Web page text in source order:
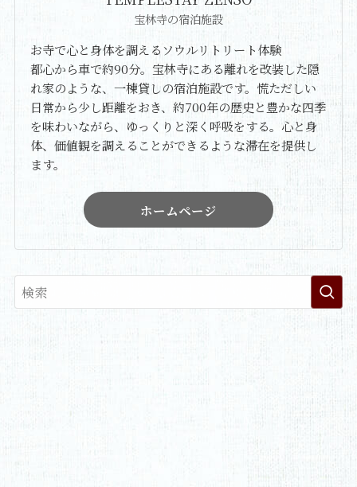
宝林寺の宿泊施設
お寺で心と身体を調えるソウルリトリート体験
都心から車で約90分。宝林寺にある離れを改装した隠
れ家のような、一棟貸しの宿泊施設です。慌ただしい
日常から少し距離をおき、約700年の歴史と豊かな四季
を味わいながら、ゆっくりと深く呼吸をする。心と身
体、価値観を調えることができるような滞在を提供し
ます。
ホームページ